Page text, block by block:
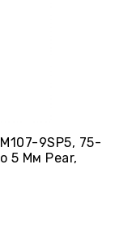
9SP5, 75-
5 Мм Pear,